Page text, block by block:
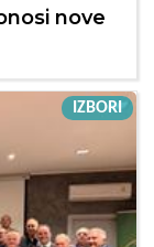
nove
IZBORI